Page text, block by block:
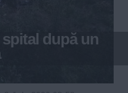
după un